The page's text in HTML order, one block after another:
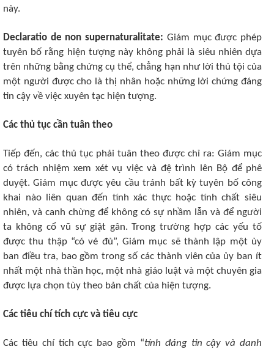
này.
Declaratio de non supernaturalitate: Giám mục được phép
tuyên bố rằng hiện tượng này không phải là siêu nhiên dựa
trên những bằng chứng cụ thể, chẳng hạn như lời thú tội của
một người được cho là thị nhân hoặc những lời chứng đáng
tin cậy về việc xuyên tạc hiện tượng.
Các thủ tục cần tuân theo
Tiếp đến, các thủ tục phải tuân theo được chỉ ra: Giám mục
có trách nhiệm xem xét vụ việc và đệ trình lên Bộ để phê
duyệt. Giám mục được yêu cầu tránh bất kỳ tuyên bố công
khai nào liên quan đến tính xác thực hoặc tính chất siêu
nhiên, và canh chừng để không có sự nhầm lẫn và để người
ta không cổ vũ sự giật gân. Trong trường hợp các yếu tố
được thu thập “có vẻ đủ”, Giám mục sẽ thành lập một ủy
ban điều tra, bao gồm trong số các thành viên của ủy ban ít
nhất một nhà thần học, một nhà giáo luật và một chuyên gia
được lựa chọn tùy theo bản chất của hiện tượng.
Các tiêu chí tích cực và tiêu cực
Các tiêu chí tích cực bao gồm “tính đáng tin cậy và danh